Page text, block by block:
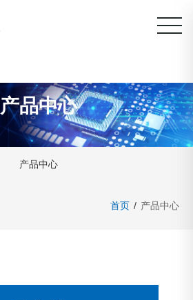
产品中心
产品中心
首页 / 产品中心